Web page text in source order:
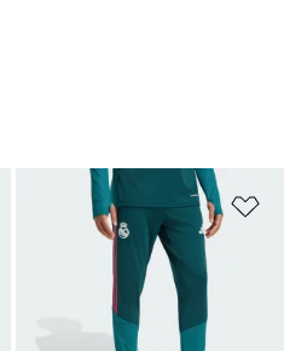
Añadir a la lista de deseos